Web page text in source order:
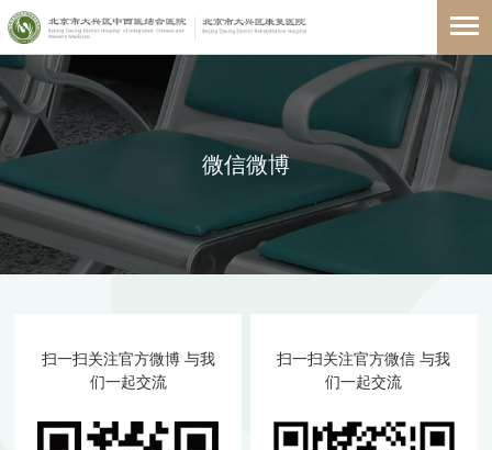
微信微博
扫一扫关注官方微博 与我
们一起交流
扫一扫关注官方微信 与我
们一起交流